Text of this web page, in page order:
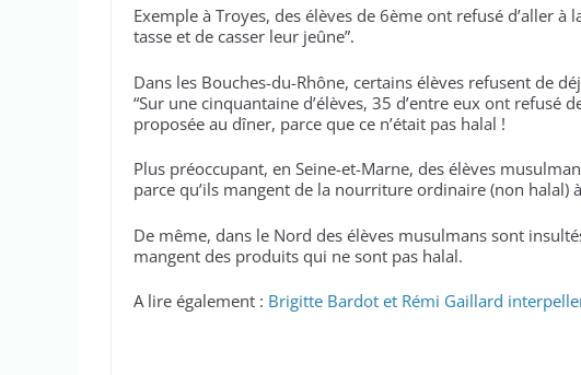
Exemple à Troyes, des élèves de 6ème ont refusé d’aller à
tasse et de casser leur jeûne”.
Dans les Bouches-du-Rhône, certains élèves refusent de
“Sur une cinquantaine d’élèves, 35 d’entre eux ont refusé
proposée au dîner, parce que ce n’était pas halal !
Plus préoccupant, en Seine-et-Marne, des élèves
parce qu’ils mangent de la nourriture ordinaire (non halal)
De même, dans le Nord des élèves musulmans sont
mangent des produits qui ne sont pas halal.
A lire également : Brigitte Bardot et Rémi Gaillard